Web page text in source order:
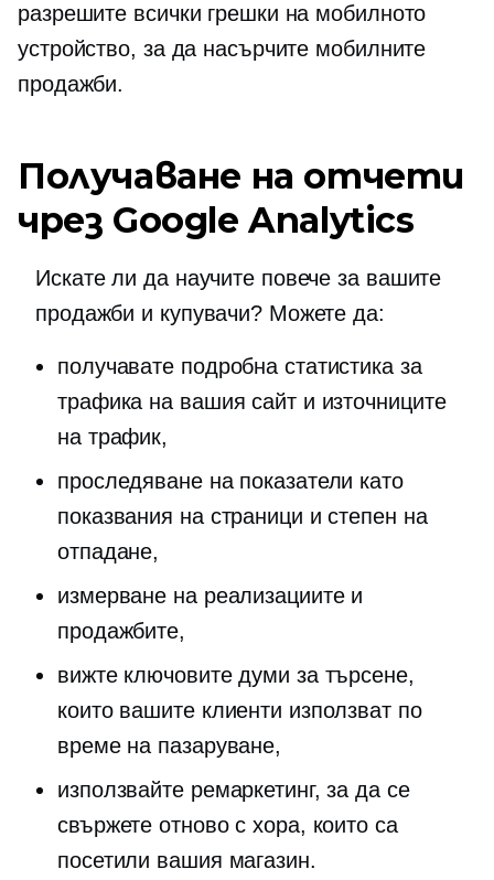
разрешите всички грешки на мобилното
устройство, за да насърчите мобилните
продажби.
Получаване на отчети
чрез Google Analytics
Искате ли да научите повече за вашите
продажби и купувачи? Можете да:
получавате подробна статистика за
трафика на вашия сайт и източниците
на трафик,
проследяване на показатели като
показвания на страници и степен на
отпадане,
измерване на реализациите и
продажбите,
вижте ключовите думи за търсене,
които вашите клиенти използват по
време на пазаруване,
използвайте ремаркетинг, за да се
свържете отново с хора, които са
посетили вашия магазин.